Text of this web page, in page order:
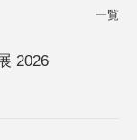
一覧
2026